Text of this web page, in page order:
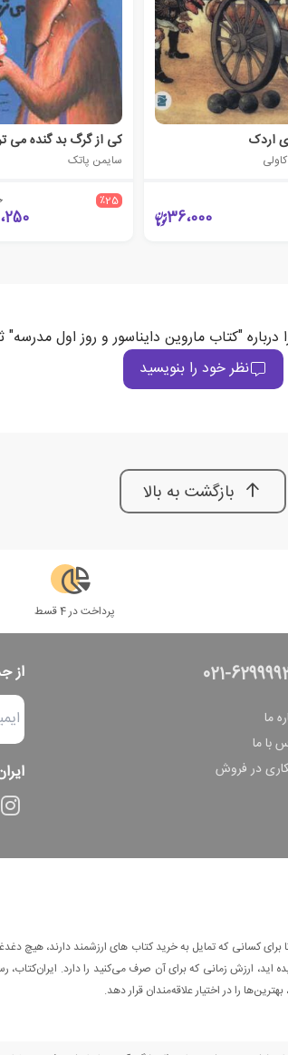
ی اردک
36،000
کی از گرگ بد گنده می
سایمن پاتک
٪25
درباره "کتاب ماروین دایناسور و روز اول
نظر خود را بنویسید
بازگشت به بالا
پرداخت در 4 قسط
021-
ما
با ما
در فروش
از
کسانی که تمایل به خرید کتاب های ارزشمند دارند، هیچ
ارزش زمانی که برای آن صرف می‌کنید را دارد. ایران‌کتاب،
را در اختیار علاقه‌مندان قرار دهد.